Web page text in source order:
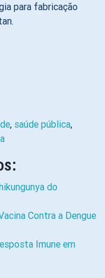
para fabricação
, saúde pública,
do
Contra a Dengue
Imune em